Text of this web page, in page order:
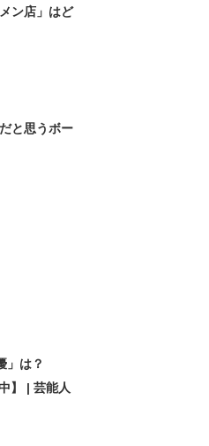
ン店」はど
と思うボー
」は？
】 | 芸能人